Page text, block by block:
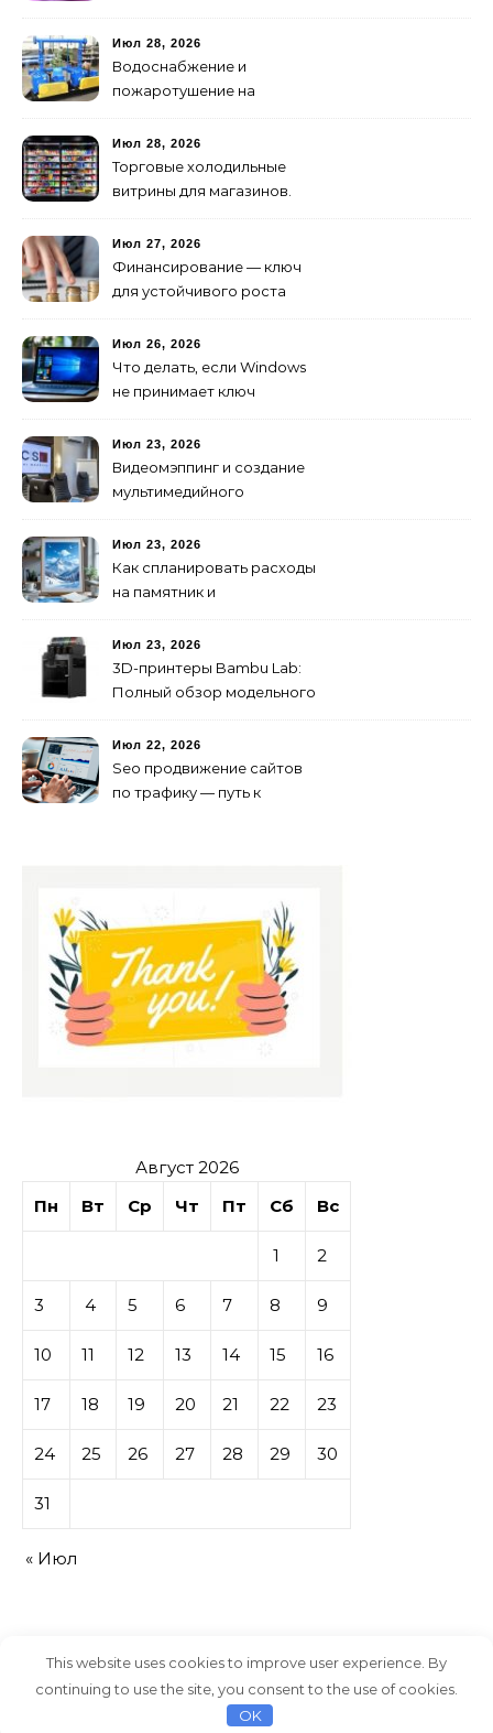
создание клипов
изменилось навсегда
Июл 28, 2026
Водоснабжение и
пожаротушение на
оборудование
предусмотреть заранее
Июл 28, 2026
Торговые холодильные
витрины для магазинов.
Июл 27, 2026
Финансирование — ключ
для устойчивого роста
Июл 26, 2026
Что делать, если Windows
не принимает ключ
Июл 23, 2026
Видеомэппинг и создание
мультимедийного
будущего для пространств
Июл 23, 2026
Как спланировать расходы
на памятник и
без лишних переплат
Июл 23, 2026
3D-принтеры Bambu Lab:
Полный обзор модельного
года
Июл 22, 2026
Seo продвижение сайтов
по трафику — путь к
Август 2026
Пн
Вт Ср Чт Пт Сб Вс
1 2
3 4 5 6 7 8 9
10 11 12 13 14 15 16
17 18 19 20 21 22 23
24 25 26 27 28 29 30
31
« Июл
Тема Graceful отOptima Themes
This website uses cookies to improve user experience. By
continuing to use the site, you consent to the use of cookies.
OK